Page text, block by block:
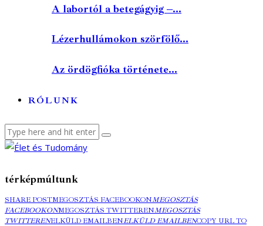
A labortól a betegágyig –...
Lézerhullámokon szörfölő...
Az ördögfióka története...
RÓLUNK
térképmúltunk
SHARE POSTMEGOSZTÁS FACEBOOKONMEGOSZTÁS
FACEBOOKONMEGOSZTÁS TWITTERENMEGOSZTÁS
TWITTERENELKÜLD EMAILBENELKÜLD EMAILBENCOPY URL TO